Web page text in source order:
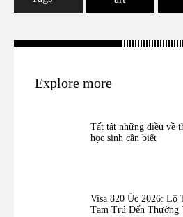
Explore more
Tất tật những điều về
học sinh cần biết
Visa 820 Úc 2026: Lộ
Tạm Trú Đến Thường